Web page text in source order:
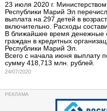
23 июля 2020 г.
Республики Марий Эл
выплата на 297 детей в
включительно. Расходы
В ближайшее время денежные
граждан в кредитных
Республики Марий Эл.
Всего с начала июня выплату
сумму 418,713 млн. рублей.
24/07/2020